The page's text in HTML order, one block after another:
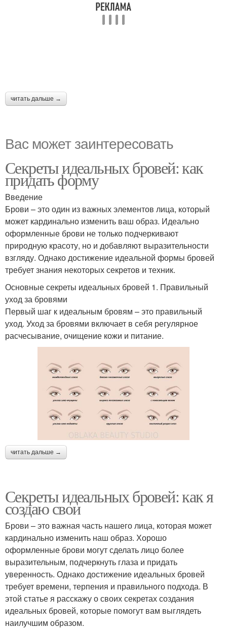
читать дальше →
Вас может заинтересовать
Секреты идеальных бровей: как
придать форму
Введение
Брови – это один из важных элементов лица, который
может кардинально изменить ваш образ. Идеально
оформленные брови не только подчеркивают
природную красоту, но и добавляют выразительности
взгляду. Однако достижение идеальной формы бровей
требует знания некоторых секретов и техник.
Основные секреты идеальных бровей 1. Правильный
уход за бровями
Первый шаг к идеальным бровям – это правильный
уход. Уход за бровями включает в себя регулярное
расчесывание, очищение кожи и питание.
читать дальше →
Секреты идеальных бровей: как я
создаю свои
Брови – это важная часть нашего лица, которая может
кардинально изменить наш образ. Хорошо
оформленные брови могут сделать лицо более
выразительным, подчеркнуть глаза и придать
уверенность. Однако достижение идеальных бровей
требует времени, терпения и правильного подхода. В
этой статье я расскажу о своих секретах создания
идеальных бровей, которые помогут вам выглядеть
наилучшим образом.